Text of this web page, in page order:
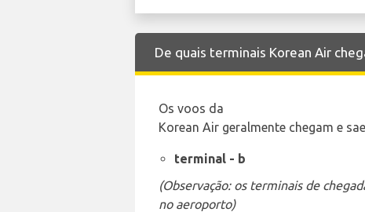
De quais terminais Korean Air
Os voos da
Korean Air geralmente chegam e
terminal - b
(Observação: os terminais de
no aeroporto)